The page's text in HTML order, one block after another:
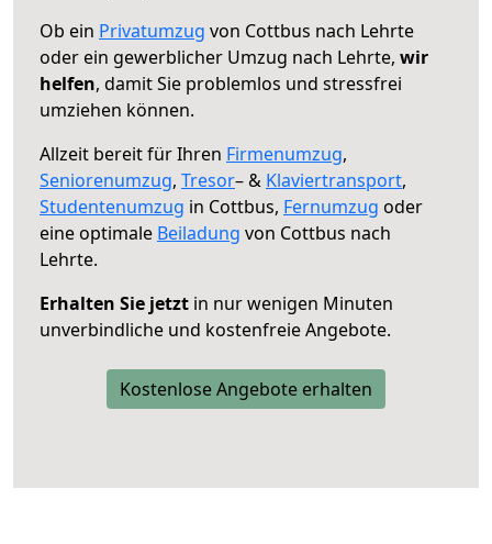
Ob ein Privatumzug von Cottbus nach Lehrte
oder ein gewerblicher Umzug nach Lehrte, wir
helfen, damit Sie problemlos und stressfrei
umziehen können.
Allzeit bereit für Ihren Firmenumzug,
Seniorenumzug, Tresor– & Klaviertransport,
Studentenumzug in Cottbus, Fernumzug oder
eine optimale Beiladung von Cottbus nach
Lehrte.
Erhalten Sie jetzt in nur wenigen Minuten
unverbindliche und kostenfreie Angebote.
Kostenlose Angebote erhalten